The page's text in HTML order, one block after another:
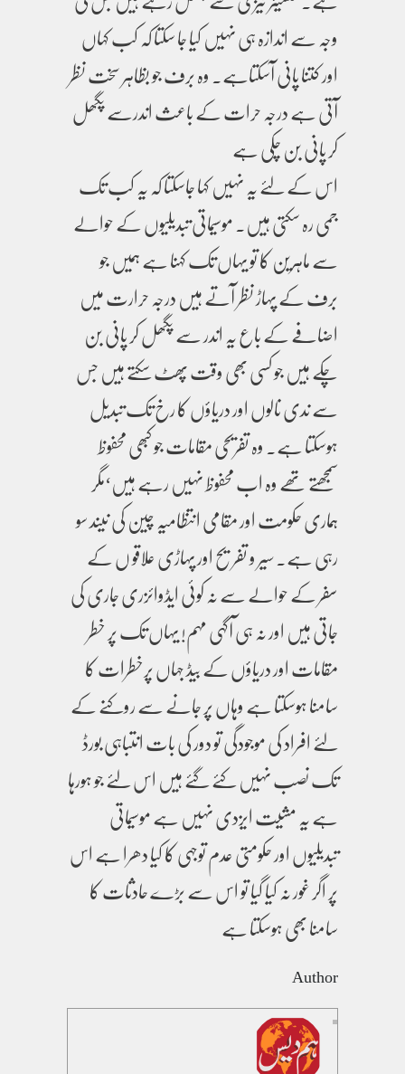
وجہ سے اندازہ ہی نہیں کیا جا سکتا کہ کب کہاں
اور کتنا پانی آسکتاہے۔ وہ برف جو بظاہر سخت نظر
آتی ہے درجہ حرات کے باعث اندرسے پگھل
کر پانی بن چکی ہے
اس کے لئے یہ نہیں کہا جاسکتا کہ یہ کب تک
جمی رہ سکتی ہیں۔ موسیماتی تبدیلیوں کے حوالے
سے ماہرین کا تو یہاں تک کہنا ہے ہمیں جو
برف کے پہاڑ نظر آتے ہیں درجہ حرارت میں
اضافے کے باع یہ اندر سے پگھل کر پانی بن
چکے ہیں جو کسی بھی وقت پھٹ سکتے ہیں جس
سے ندی نالوں اور دریاؤں کا رخ تک تبدیل
ہوسکتا ہے۔ وہ تفریحی مقامات جو کبھی محفوظ
سمجھتے تھے وہ اب محفوظ نہیں رہے ہیں‘مگر
ہماری حکومت اور مقامی انتظامیہ چین کی نیند سو
رہی ہے۔ سیر و تفریح اور پہاڑی علاقو ں کے
سفر کے حوالے سے نہ کوئی ایڈوائزری جاری کی
جاتی ہیں اور نہ ہی آگہی مہم! یہاں تک پر خطر
مقامات اور دریاؤں کے بیڈ جہاں پرخطرات کا
سامنا ہوسکتا ہے وہاں پر جانے سے روکنے کے
لئے افراد کی موجودگی تو دور کی بات انتباہی بورڈ
تک نصب نہیں کئے گئے ہیں اس لئے جو ہورہا
ہے یہ مشیت ایزدی نہیں ہے موسیماتی
تبدیلیوں اور حکومتی عدم توجہی کا کیا دھرا ہے اس
پر اگر غور نہ کیا گیا تو اس سے بڑے حادثات کا
سامنا بھی ہوسکتا ہے
Author